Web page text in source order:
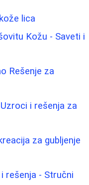
lica
Kožu - Saveti i
Rešenje za
i rešenja za
za gubljenje
rešenja - Stručni